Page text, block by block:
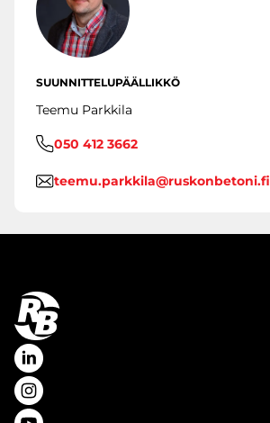
SUUNNITTELUPÄÄLLIKKÖ
Teemu Parkkila
050 412 3662
teemu.parkkila@ruskonbetoni.fi